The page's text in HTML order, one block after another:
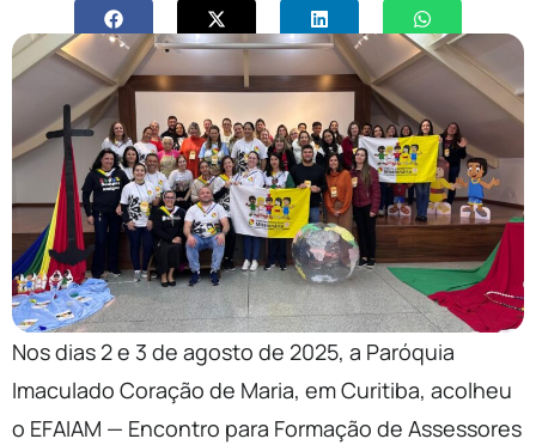
Nos dias 2 e 3 de agosto de 2025, a Paróquia
Imaculado Coração de Maria, em Curitiba, acolheu
o EFAIAM — Encontro para Formação de Assessores